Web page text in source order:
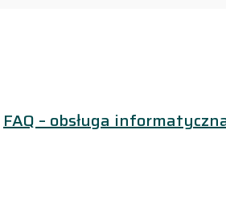
FAQ – obsługa